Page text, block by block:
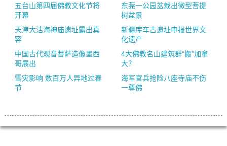
五台山第四届佛教文化节将
开幕
东莞一公园盆栽出微型菩提
树盆景
天津大沽海神庙遗址露出真
容
新疆库车古遗址申报世界文
化遗产
中国古代观音菩萨造像墨西
哥展出
4大佛教名山建筑群“搬”加拿
大？
雪灾影响 数百万人异地过春
节
海军官兵抢险八座寺庙不伤
一尊佛